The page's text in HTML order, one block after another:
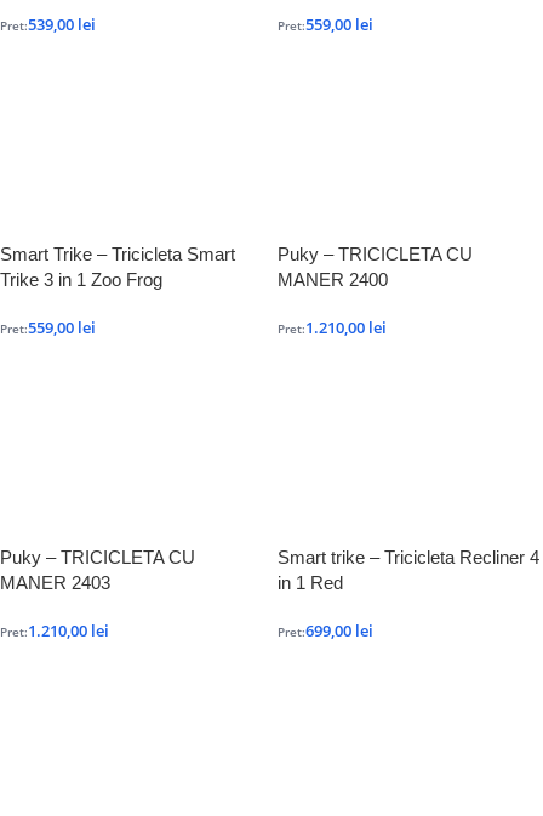
Pret:539,00 lei Pret:559,00 lei
Smart Trike – Tricicleta Smart
Trike 3 in 1 Zoo Frog
Pret:559,00 lei
Puky – TRICICLETA CU
MANER 2400
Pret:1.210,00 lei
Puky – TRICICLETA CU
MANER 2403
Pret:1.210,00 lei
Smart trike – Tricicleta Recliner 4
in 1 Red
Pret:699,00 lei